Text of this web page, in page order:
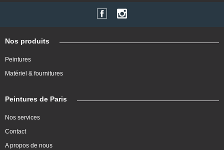
Nos produits
Peintures
Matériel & fournitures
Peintures de Paris
Nos services
Contact
A propos de nous